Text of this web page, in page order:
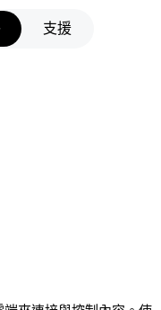
支援